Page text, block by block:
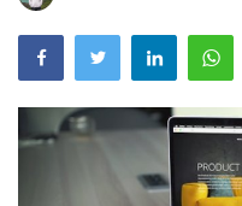
Khutbah Jumat